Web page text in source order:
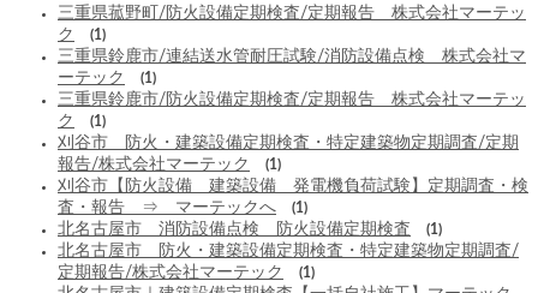
三重県菰野町/防火設備定期検査/定期報告 株式会社マーテッ
ク
(1)
三重県鈴鹿市/連結送水管耐圧試験/消防設備点検 株式会社マ
ーテック
(1)
三重県鈴鹿市/防火設備定期検査/定期報告 株式会社マーテッ
ク
(1)
刈谷市 防火・建築設備定期検査・特定建築物定期調査/定期
報告/株式会社マーテック
(1)
刈谷市【防火設備 建築設備 発電機負荷試験】定期調査・検
査・報告 ⇒ マーテックへ
(1)
北名古屋市 消防設備点検 防火設備定期検査 (1)
北名古屋市 防火・建築設備定期検査・特定建築物定期調査/
定期報告/株式会社マーテック
(1)